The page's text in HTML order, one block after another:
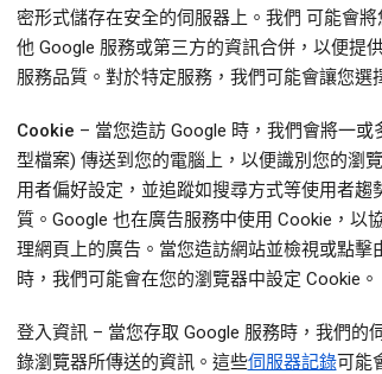
密形式儲存在安全的伺服器上。我們 可能會
他 Google 服務或第三方的資訊合併，以便提
服務品質。對於特定服務，我們可能會讓您選
Cookie – 當您造訪 Google 時，我們會將一
型檔案) 傳送到您的電腦上，以便識別您的瀏
用者偏好設定，並追蹤如搜尋方式等使用者趨
質。Google 也在廣告服務中使用 Cookie，以
理網頁上的廣告。當您造訪網站並檢視或點擊
時，我們可能會在您的瀏覽器中設定 Cookie。
登入資訊– 當您存取 Google 服務時，我們的
錄瀏覽器所傳送的資訊。這些伺服器記錄可能